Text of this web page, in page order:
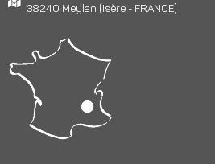
38240 Meylan (Isère - FRANCE)